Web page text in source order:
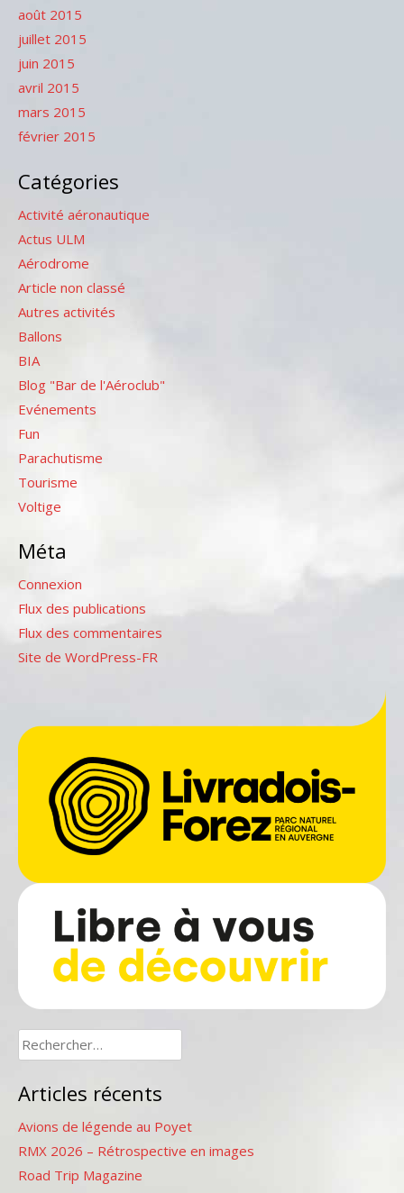
août 2015
juillet 2015
juin 2015
avril 2015
mars 2015
février 2015
Catégories
Activité aéronautique
Actus ULM
Aérodrome
Article non classé
Autres activités
Ballons
BIA
Blog "Bar de l'Aéroclub"
Evénements
Fun
Parachutisme
Tourisme
Voltige
Méta
Connexion
Flux des publications
Flux des commentaires
Site de WordPress-FR
Rechercher :
Articles récents
Avions de légende au Poyet
RMX 2026 – Rétrospective en images
Road Trip Magazine